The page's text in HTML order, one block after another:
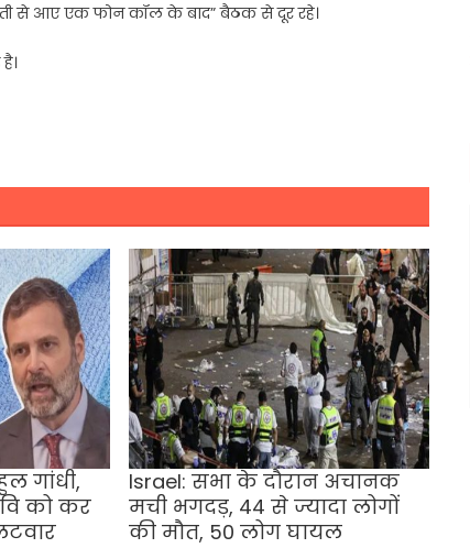
से आए एक फोन कॉल के बाद” बैठक से दूर रहे।
गांधी,
को कर
Israel: सभा के दौरान अचानक
मची भगदड़, 44 से ज्यादा लोगों
की मौत, 50 लोग घायल